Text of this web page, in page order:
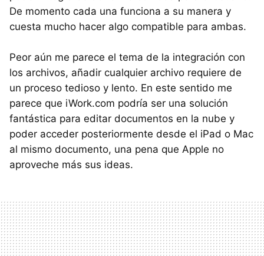
De momento cada una funciona a su manera y
cuesta mucho hacer algo compatible para ambas.
Peor aún me parece el tema de la integración con
los archivos, añadir cualquier archivo requiere de
un proceso tedioso y lento. En este sentido me
parece que iWork.com podría ser una solución
fantástica para editar documentos en la nube y
poder acceder posteriormente desde el iPad o Mac
al mismo documento, una pena que Apple no
aproveche más sus ideas.